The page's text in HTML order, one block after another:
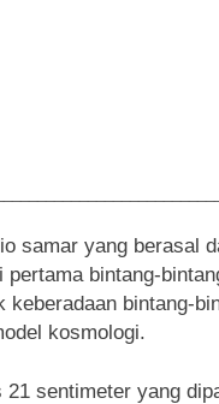
samar yang berasal
bintang-
bintang-
kosmologi.
sentimeter yang